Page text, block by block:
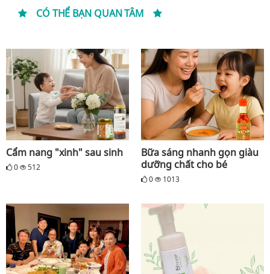
CÓ THỂ BẠN QUAN TÂM
Cẩm nang "xinh" sau sinh
0 512
Bữa sáng nhanh gọn giàu
dưỡng chất cho bé
0 1013